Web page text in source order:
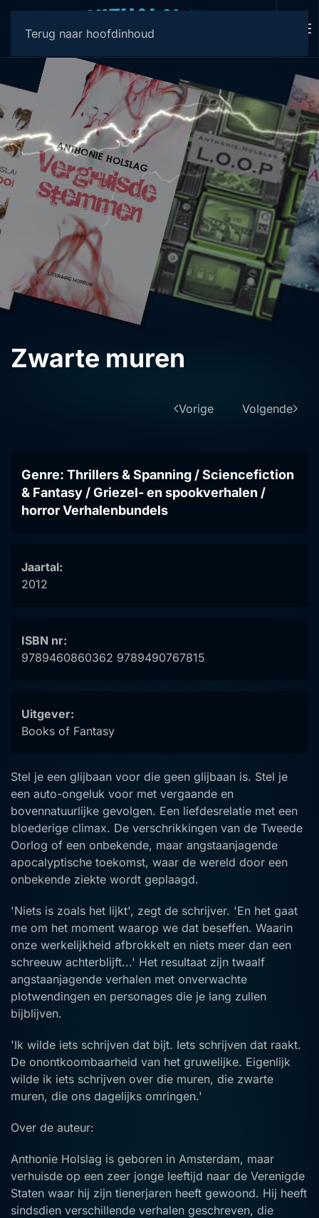
Terug naar hoofdinhoud
Zwarte muren
Vorige Volgende
Genre: Thrillers & Spanning / Sciencefiction
& Fantasy / Griezel- en spookverhalen /
horror Verhalenbundels
Jaartal:
2012
ISBN nr:
9789460860362 9789490767815
Uitgever:
Books of Fantasy
Stel je een glijbaan voor die geen glijbaan is. Stel je
een auto-ongeluk voor met vergaande en
bovennatuurlijke gevolgen. Een liefdesrelatie met een
bloederige climax. De verschrikkingen van de Tweede
Oorlog of een onbekende, maar angstaanjagende
apocalyptische toekomst, waar de wereld door een
onbekende ziekte wordt geplaagd.
'Niets is zoals het lijkt', zegt de schrijver. 'En het gaat
me om het moment waarop we dat beseffen. Waarin
onze werkelijkheid afbrokkelt en niets meer dan een
schreeuw achterblijft...' Het resultaat zijn twaalf
angstaanjagende verhalen met onverwachte
plotwendingen en personages die je lang zullen
bijblijven.
'Ik wilde iets schrijven dat bijt. Iets schrijven dat raakt.
De onontkoombaarheid van het gruwelijke. Eigenlijk
wilde ik iets schrijven over die muren, die zwarte
muren, die ons dagelijks omringen.'
Over de auteur:
Anthonie Holslag is geboren in Amsterdam, maar
verhuisde op een zeer jonge leeftijd naar de Verenigde
Staten waar hij zijn tienerjaren heeft gewoond. Hij heeft
sindsdien verschillende verhalen geschreven, die